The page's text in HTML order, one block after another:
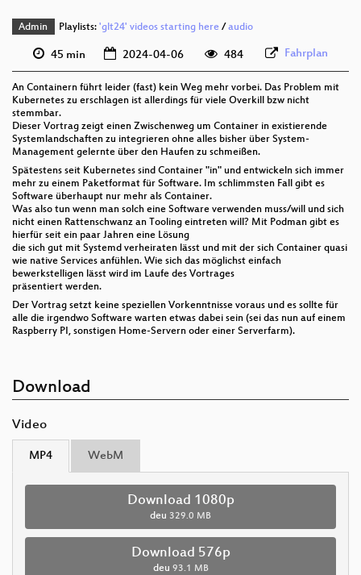
Admin Playlists: 'glt24' videos starting here/ audio
45 min 2024-04-06 484 Fahrplan
An Containern führt leider (fast) kein Weg mehr vorbei. Das Problem mit
Kubernetes zu erschlagen ist allerdings für viele Overkill bzw nicht
stemmbar.
Dieser Vortrag zeigt einen Zwischenweg um Container in existierende
Systemlandschaften zu integrieren ohne alles bisher über System-
Management gelernte über den Haufen zu schmeißen.
Spätestens seit Kubernetes sind Container "in" und entwickeln sich immer
mehr zu einem Paketformat für Software. Im schlimmsten Fall gibt es
Software überhaupt nur mehr als Container.
Was also tun wenn man solch eine Software verwenden muss/will und sich
nicht einen Rattenschwanz an Tooling eintreten will? Mit Podman gibt es
hierfür seit ein paar Jahren eine Lösung
die sich gut mit Systemd verheiraten lässt und mit der sich Container quasi
wie native Services anfühlen. Wie sich das möglichst einfach
bewerkstelligen lässt wird im Laufe des Vortrages
präsentiert werden.
Der Vortrag setzt keine speziellen Vorkenntnisse voraus und es sollte für
alle die irgendwo Software warten etwas dabei sein (sei das nun auf einem
Raspberry PI, sonstigen Home-Servern oder einer Serverfarm).
Download
Video
MP4 WebM
Download 1080p
deu 329.0 MB
Download 576p
deu 93.1 MB